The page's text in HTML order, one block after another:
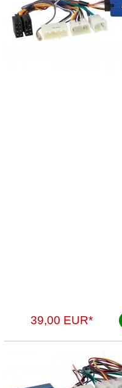
39,00 EUR*